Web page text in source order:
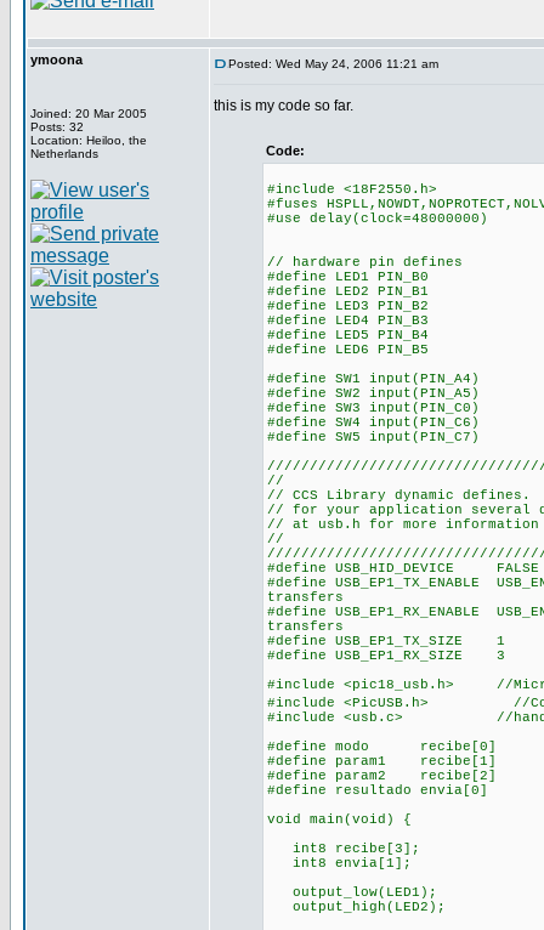
ymoona
Joined: 20 Mar 2005
Posts: 32
Location: Heiloo, the
Netherlands
Posted: Wed May 24, 2006 11:21 am
this is my code so far.
Code:
#include <18F2550.h>
#fuses
#use delay(clock=48000000)
// hardware pin defines
#define LED1 PIN_B0
#define LED2 PIN_B1
#define LED3 PIN_B2
#define LED4 PIN_B3
#define LED5 PIN_B4
#define LED6 PIN_B5
#define SW1 input(PIN_A4)
#define SW2 input(PIN_A5)
#define SW3 input(PIN_C0)
#define SW4 input(PIN_C6)
#define SW5 input(PIN_C7)
//
// CCS Library dynamic defines.
// for your application several
// at usb.h for more information
//
#define USB_HID_DEVICE
#define USB_EP1_TX_ENABLE
transfers
#define USB_EP1_RX_ENABLE
transfers
#define
#define
#include <pic18_usb.h> //
#include <PicUSB.h> //
#include <usb.c> //handles
#define modo recibe[0]
#define param1 recibe[1]
#define param2 recibe[2]
#define resultado envia[0]
void main(void) {
int8 recibe[3]; //
int8 envia[1];
output_low(LED1); //
output_high(LED2);